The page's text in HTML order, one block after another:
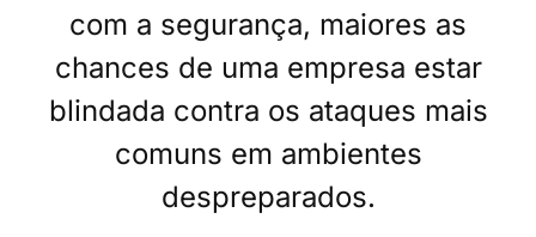
com a segurança, maiores as
chances de uma empresa estar
blindada contra os ataques mais
comuns em ambientes
despreparados.